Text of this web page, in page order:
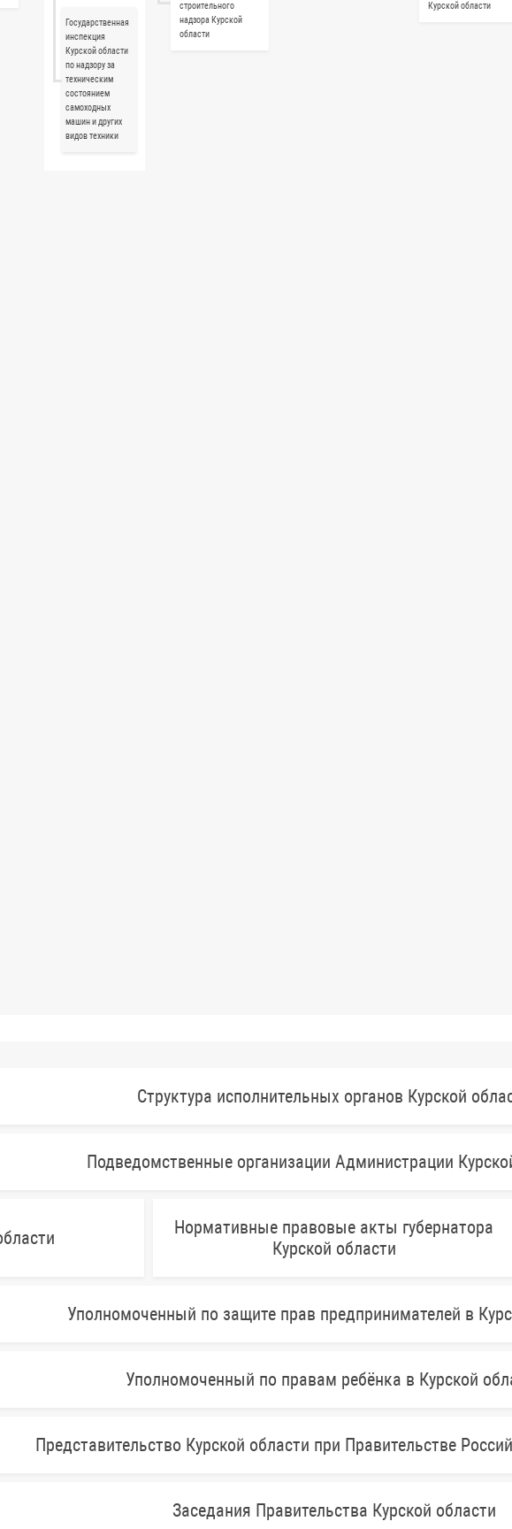
Государственная
инспекция
Курской области
по надзору за
техническим
состоянием
самоходных
машин и других
видов техники
строительного
надзора Курской
области
Курской области
Структура исполнительных органов Курской
Подведомственные организации Администрации
Нормативные правовые акты губернатора
Курской области
Уполномоченный по защите прав предпринимателей в
Уполномоченный по правам ребёнка в Курской
Представительство Курской области при Правительстве
Заседания Правительства Курской области